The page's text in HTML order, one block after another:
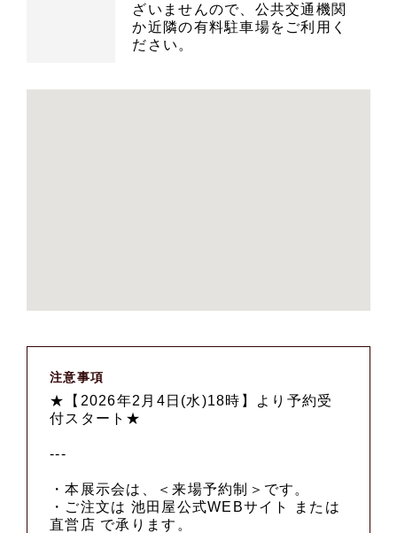
ざいませんので、公共交通機関
か近隣の有料駐車場をご利用く
ださい。
注意事項
★【2026年2月4日(水)18時】より予約受
付スタート★
---
・本展示会は、＜来場予約制＞です。
・ご注文は 池田屋公式WEBサイト または
直営店 で承ります。